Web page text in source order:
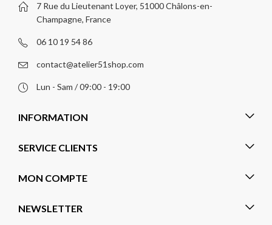
7 Rue du Lieutenant Loyer, 51000 Châlons-en-
Champagne, France
06 10 19 54 86
contact@atelier51shop.com
Lun - Sam / 09:00 - 19:00
INFORMATION
SERVICE CLIENTS
MON COMPTE
NEWSLETTER